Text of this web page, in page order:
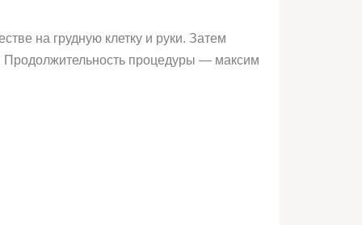
на грудную клетку и руки. Затем
Продолжительность процедуры — максим